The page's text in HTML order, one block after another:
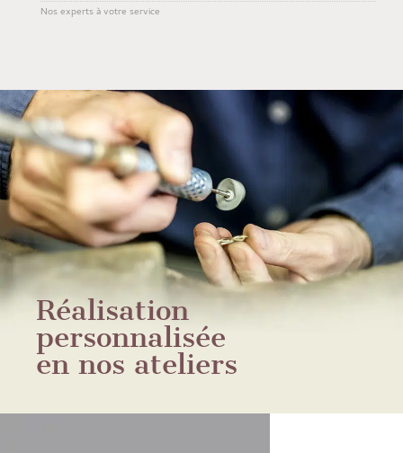
Nos experts à votre service
Réalisation
personnalisée
en nos ateliers